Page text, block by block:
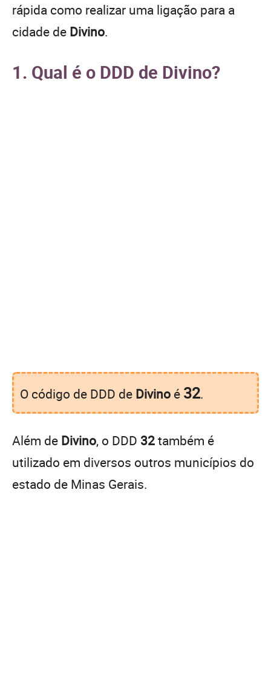
rápida como realizar uma ligação para a
cidade de Divino.
1. Qual é o DDD de Divino?
O código de DDD de Divino é 32.
Além de Divino, o DDD 32também é
utilizado em diversos outros municípios do
estado de Minas Gerais.